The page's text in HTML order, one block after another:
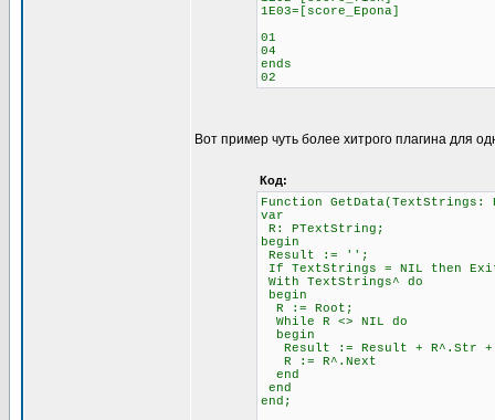
1E03=[score_Epona]
01
04
ends
02
Вот пример чуть более хитрого плагина для
Код:
Function
var
R: PTextString;
begin
Result := '';
If TextStrings = NIL then
With TextStrings^ do
begin
R := Root;
While R <> NIL do
begin
Result := Result + R^.Str +
R := R^.Next
end
end
end;